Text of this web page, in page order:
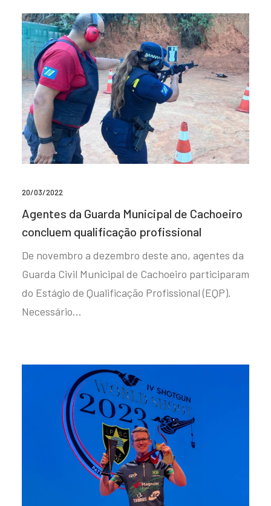
20/03/2022
Agentes da Guarda Municipal de Cachoeiro
concluem qualificação profissional
De novembro a dezembro deste ano, agentes da
Guarda Civil Municipal de Cachoeiro participaram
do Estágio de Qualificação Profissional (EQP).
Necessário…